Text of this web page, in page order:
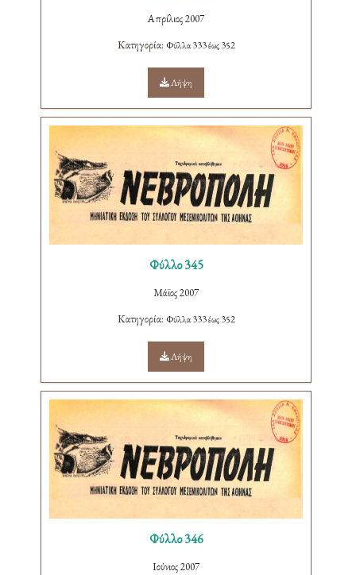
Απρίλιος 2007
Κατηγορία: Φύλλα 333 έως 352
Λήψη
Φύλλο 345
Μάϊος 2007
Κατηγορία: Φύλλα 333 έως 352
Λήψη
Φύλλο 346
Ιούνιος 2007